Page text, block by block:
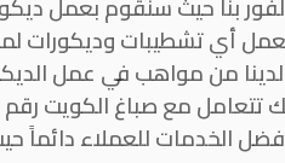
أي تشطيبات وديكورات
من مواهب في عمل
مع صباغ الكويت
الخدمات للعملاء